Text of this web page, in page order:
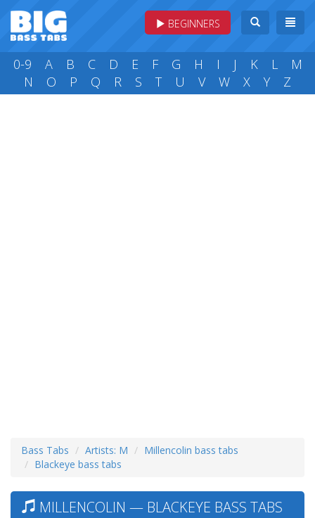
BEGINNERS
0-9 A B C D E F G H I J K L
M
N
O P Q R S T U V W X Y Z
Bass Tabs Artists: M
Millencolin bass tabs
Blackeye bass tabs
MILLENCOLIN — BLACKEYE BASS TABS